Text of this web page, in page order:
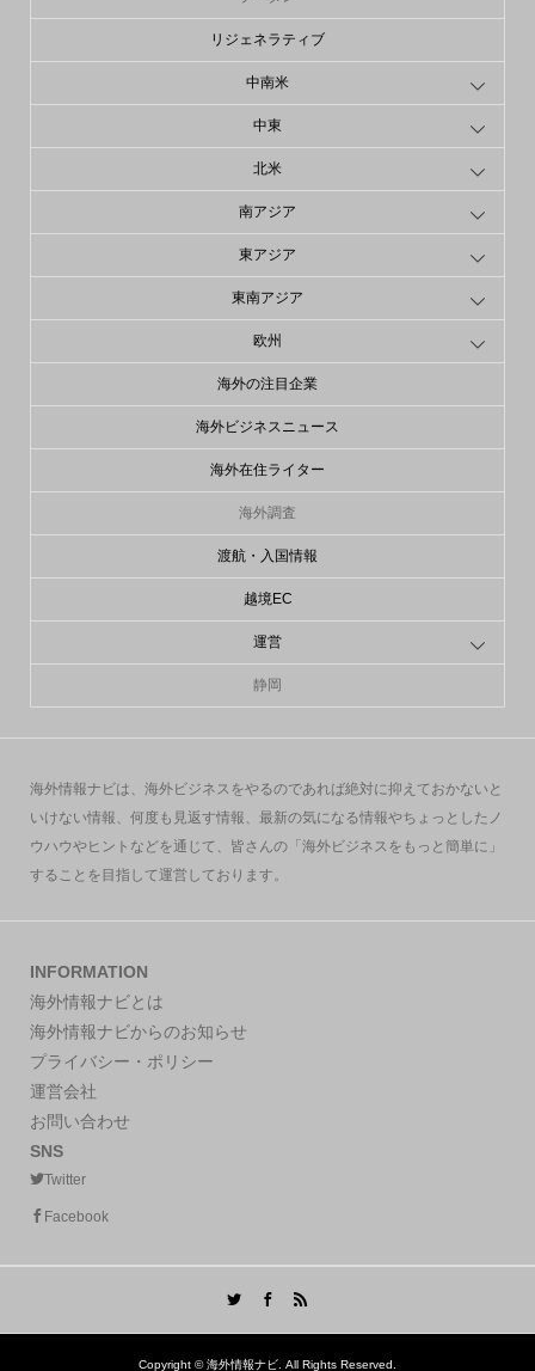
リジェネラティブ
中南米
中東
北米
南アジア
東アジア
東南アジア
欧州
海外の注目企業
海外ビジネスニュース
海外在住ライター
海外調査
渡航・入国情報
越境EC
運営
静岡
海外情報ナビは、海外ビジネスをやるのであれば絶対に抑えておかないと
いけない情報、何度も見返す情報、最新の気になる情報やちょっとしたノ
ウハウやヒントなどを通じて、皆さんの「海外ビジネスをもっと簡単に」
することを目指して運営しております。
INFORMATION
海外情報ナビとは
海外情報ナビからのお知らせ
プライバシー・ポリシー
運営会社
お問い合わせ
SNS
Twitter
Facebook
Copyright ©海外情報ナビ. All Rights Reserved.